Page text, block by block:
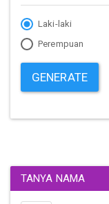
Laki-laki
Perempuan
GENERATE
TANYA NAMA